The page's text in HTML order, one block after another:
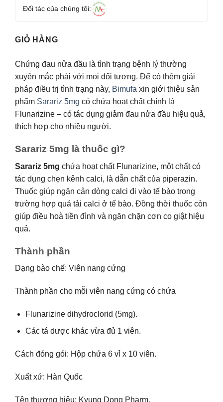
Đối tác của chúng tôi:
GIỎ HÀNG
Chứng đau nửa đầu là tình trạng bệnh lý thường
xuyên mắc phải với mọi đối tượng. Để có thêm giải
pháp điều trị tình trạng này, Bimufa xin giới thiệu sản
phẩm Sarariz 5mg có chứa hoạt chất chính là
Flunarizine – có tác dụng giảm đau nửa đầu hiệu quả,
thích hợp cho nhiều người.
Sarariz 5mg là thuốc gì?
Sarariz 5mg chứa hoạt chất Flunarizine, một chất có
tác dụng chẹn kênh calci, là dẫn chất của piperazin.
Thuốc giúp ngăn cản dòng calci đi vào tế bào trong
trường hợp quá tải calci ở tế bào. Đồng thời thuốc còn
giúp điều hoà tiền đình và ngăn chặn cơn co giật hiệu
quả.
Thành phần
Dạng bào chế: Viên nang cứng
Thành phần cho mỗi viên nang cứng có chứa
Flunarizine dihydroclorid (5mg).
Các tá dược khác vừa đủ 1 viên.
Cách đóng gói: Hộp chứa 6 vỉ x 10 viên.
Xuất xứ: Hàn Quốc
Tên thương hiệu: Kyung Dong Pharm.